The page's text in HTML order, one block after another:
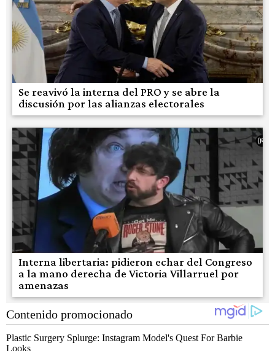
Se reavivó la interna del PRO y se abre la
discusión por las alianzas electorales
Interna libertaria: pidieron echar del Congreso
a la mano derecha de Victoria Villarruel por
amenazas